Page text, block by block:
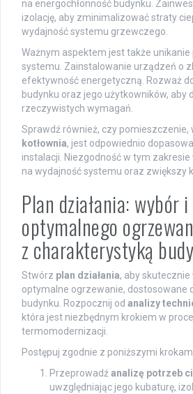
na energochłonność budynku.
izolację, aby zminimalizować straty
wydajność systemu grzewczego.
Ważnym aspektem jest także
systemu. Zainstalowanie urządzeń o
efektywność energetyczną. Rozważ
budynku oraz jego użytkowników, aby
rzeczywistych wymagań.
Sprawdź również, czy pomieszczenie,
kotłownia, jest odpowiednio
instalacji. Niezgodność w tym zakresie
na wydajność systemu oraz zwiększy
Plan działania: wybór
optymalnego
z charakterystyką
Stwórz plan działania, aby
optymalne ogrzewanie, dostosowane
budynku. Rozpocznij od analizy
która jest niezbędnym krokiem w
termomodernizacji.
Postępuj zgodnie z poniższymi
Przeprowadźanalizę potrzeb
uwzględniając jego kubaturę,